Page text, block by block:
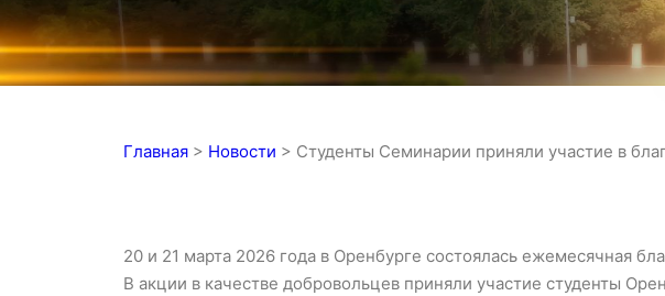
Главная > Новости > Студенты Семинарии приняли участие в
20 и 21 марта 2026 года в Оренбурге состоялась ежемесячная
В акции в качестве добровольцев приняли участие студенты